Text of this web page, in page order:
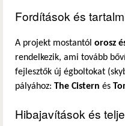
Fordítások és
A projekt mostantól orosz
rendelkezik, ami tovább
fejlesztők új égboltokat
pályához: The Cistern és
Hibajavítások és